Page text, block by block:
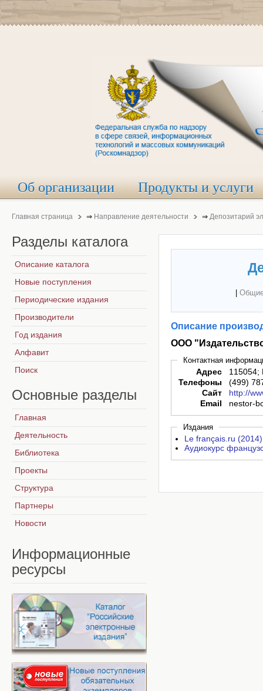
Об организации Продукты и услуги
Главная страница ⇒ Направление деятельности ⇒ Депозитарий
Описание
ООО
Контактная
Адрес
115054;
Телефоны
(499)
Сайт
http://
Email
nestor-
Издания
Le français.ru (2014)
Аудиокурс
Разделы каталога
Описание каталога
Новые поступления
Периодические издания
Производители
Год издания
Алфавит
Поиск
Основные разделы
Главная
Деятельность
Библиотека
Проекты
Структура
Партнеры
Новости
Информационные
ресурсы